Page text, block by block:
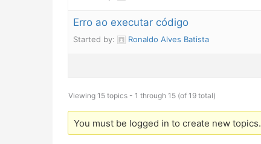
Erro ao executar código
Started by: Ronaldo Alves Batista
Viewing 15 topics - 1 through 15 (of 19 total)
You must be logged in to create new topics.